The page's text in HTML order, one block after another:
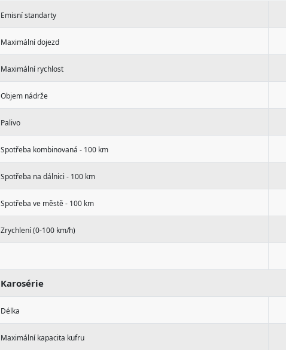
Emisní standarty
Maximální dojezd
Maximální rychlost
Objem nádrže
Palivo
Spotřeba kombinovaná - 100 km
Spotřeba na dálnici - 100 km
Spotřeba ve městě - 100 km
Zrychlení (0-100 km/h)
Karosérie
Délka
Maximální kapacita kufru